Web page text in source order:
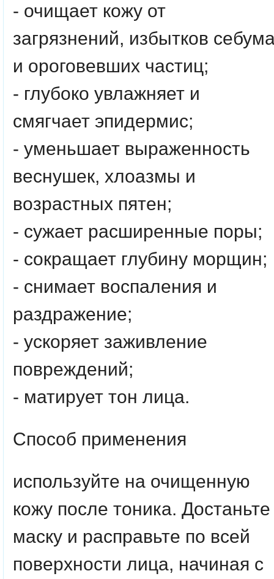
- очищает кожу от
загрязнений, избытков
и ороговевших частиц;
- глубоко увлажняет и
смягчает эпидермис;
- уменьшает выраженность
веснушек, хлоазмы и
возрастных пятен;
- сужает расширенные поры;
- сокращает глубину морщин;
- снимает воспаления и
раздражение;
- ускоряет заживление
повреждений;
- матирует тон лица.
Способ применения
используйте на очищенную
кожу после тоника. Достаньте
маску и расправьте по всей
поверхности лица, начиная с